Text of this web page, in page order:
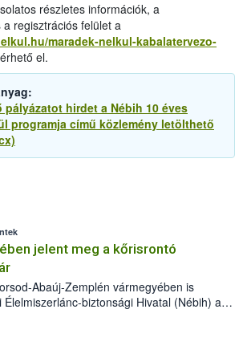
részletes információk, a
regisztrációs felület a
maradek-nelkul-kabalatervezo-
el.
pályázatot hirdet a Nébih 10 éves
programja című közlemény letölthető
jelent meg a kőrisrontó
Abaúj-Zemplén vármegyében is
biztonsági Hivatal (Nébih) a
(Agrilus planipennis) jelenlétét. A
találták meg, de már fertőzött